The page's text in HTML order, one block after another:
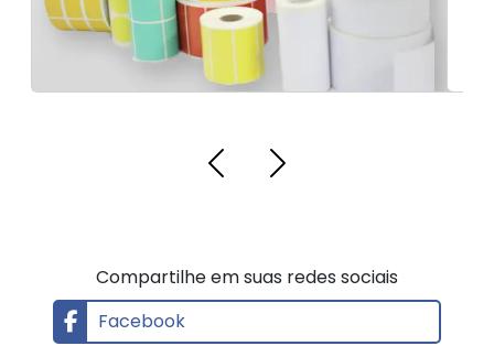
Compartilhe em suas redes sociais
Facebook